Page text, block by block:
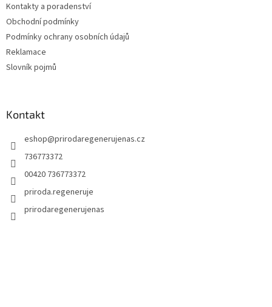
Kontakty a poradenství
Obchodní podmínky
Podmínky ochrany osobních údajů
Reklamace
Slovník pojmů
Kontakt
eshop@prirodaregenerujenas.cz
736773372
00420 736773372
priroda.regeneruje
prirodaregenerujenas